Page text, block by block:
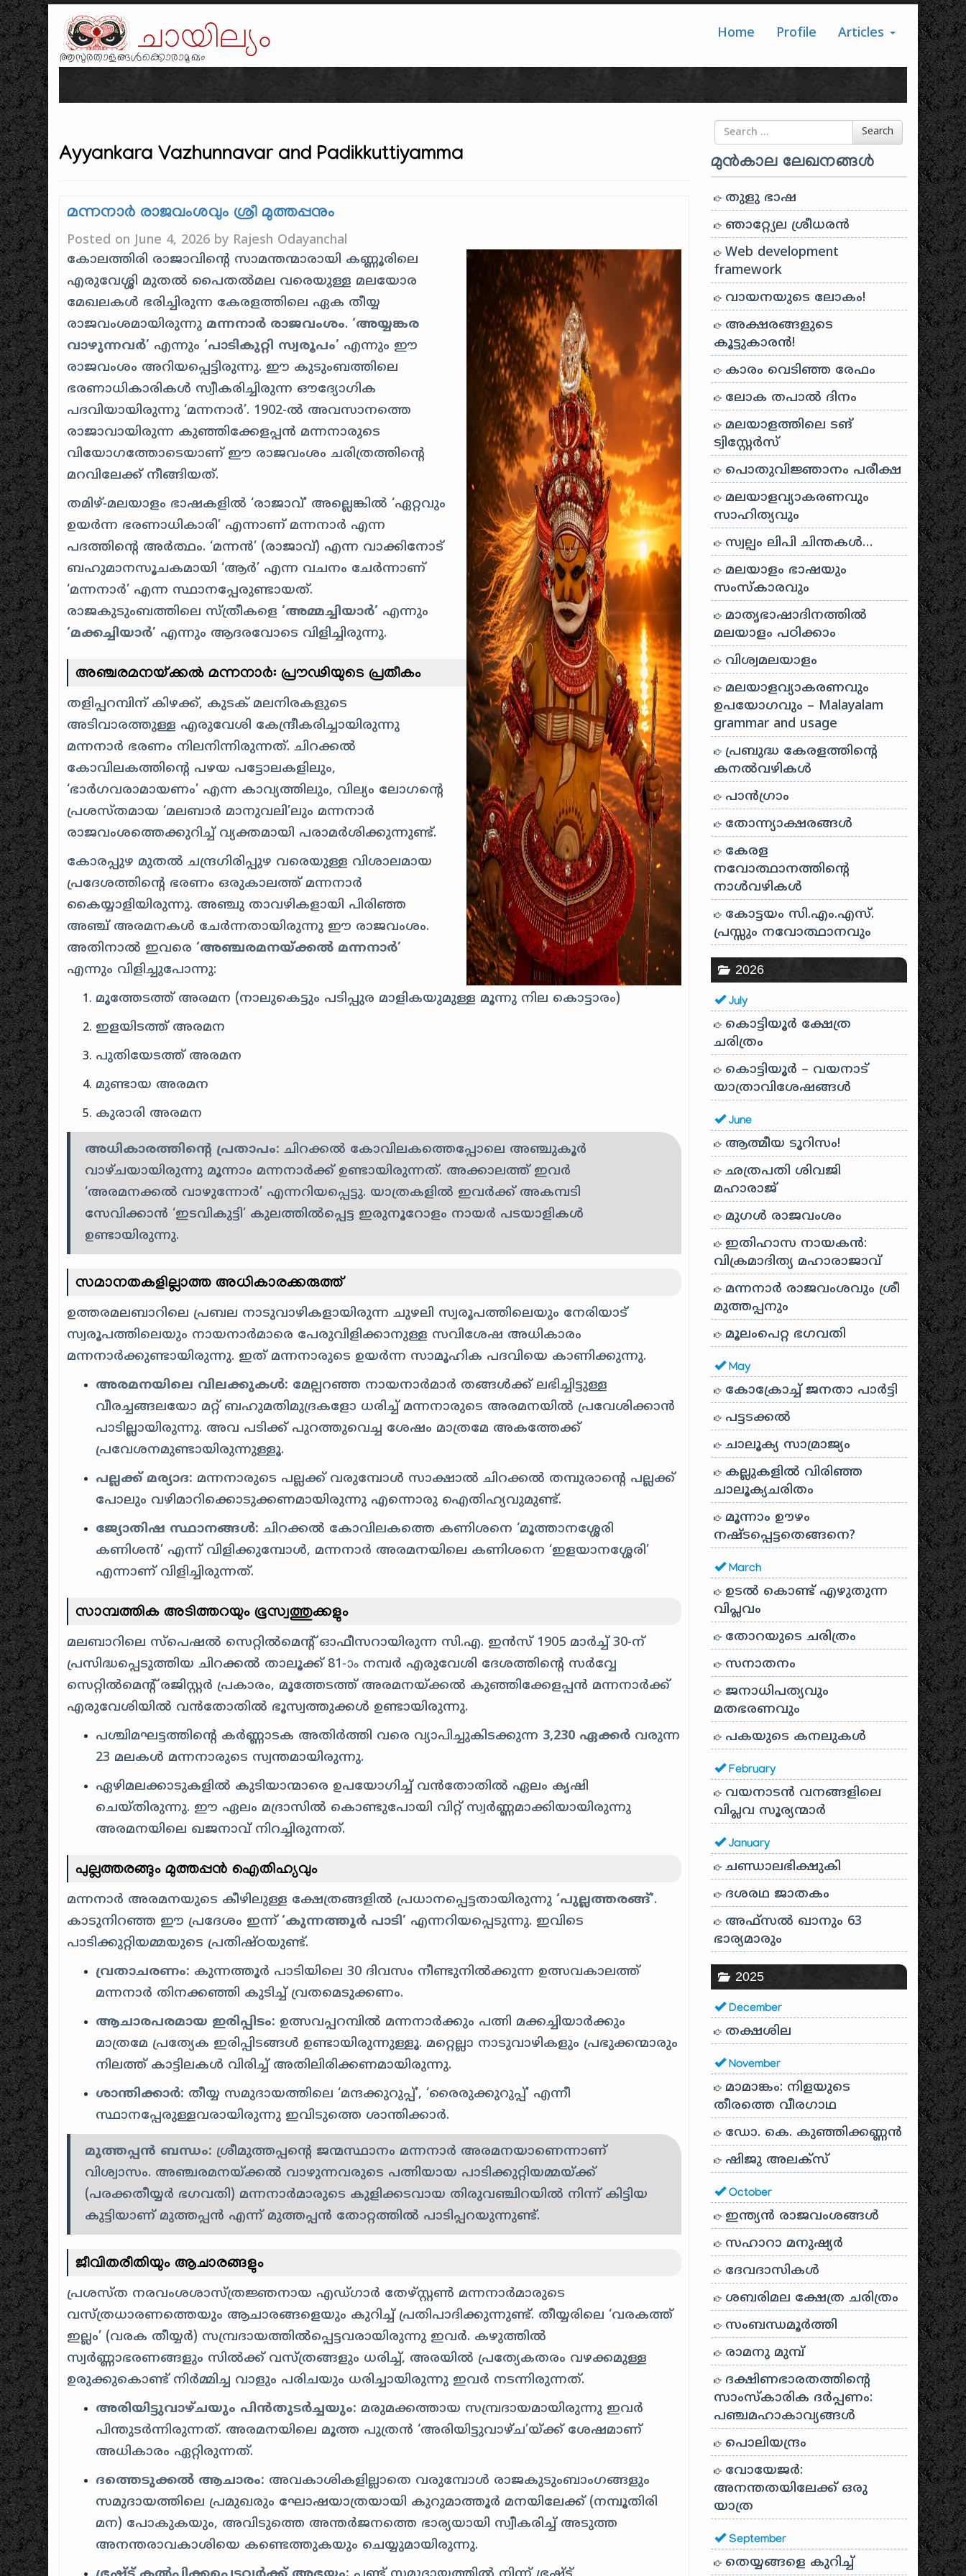
ചായില്യം
ആസുരതാളങ്ങൾക്കൊരാമുഖം
Home Profile Articles
Skip to content
Ayyankara Vazhunnavar and Padikkuttiyamma
മന്നനാർ രാജവംശവും ശ്രീ മുത്തപ്പനും
Posted on June 4, 2026 by Rajesh Odayanchal
കോലത്തിരി രാജാവിന്റെ സാമന്തന്മാരായി കണ്ണൂരിലെ
എരുവേശ്ശി മുതൽ പൈതൽമല വരെയുള്ള മലയോര
മേഖലകൾ ഭരിച്ചിരുന്ന കേരളത്തിലെ ഏക തീയ്യ
രാജവംശമായിരുന്നു മന്നനാർ രാജവംശം.‘അയ്യങ്കര
വാഴുന്നവർ’ എന്നും‘പാടികുറ്റി സ്വരൂപം’ എന്നും ഈ
രാജവംശം അറിയപ്പെട്ടിരുന്നു. ഈ കുടുംബത്തിലെ
ഭരണാധികാരികൾ സ്വീകരിച്ചിരുന്ന ഔദ്യോഗിക
പദവിയായിരുന്നു ‘മന്നനാർ’. 1902-ൽ അവസാനത്തെ
രാജാവായിരുന്ന കുഞ്ഞിക്കേളപ്പൻ മന്നനാരുടെ
വിയോഗത്തോടെയാണ് ഈ രാജവംശം ചരിത്രത്തിന്റെ
മറവിലേക്ക് നീങ്ങിയത്.
തമിഴ്-മലയാളം ഭാഷകളിൽ ‘രാജാവ്’ അല്ലെങ്കിൽ ‘ഏറ്റവും
ഉയർന്ന ഭരണാധികാരി’ എന്നാണ് മന്നനാർ എന്ന
പദത്തിന്റെ അർത്ഥം. ‘മന്നൻ’ (രാജാവ്) എന്ന വാക്കിനോട്
ബഹുമാനസൂചകമായി ‘ആർ’ എന്ന വചനം ചേർന്നാണ്
‘മന്നനാർ’ എന്ന സ്ഥാനപ്പേരുണ്ടായത്.
രാജകുടുംബത്തിലെ സ്ത്രീകളെ‘അമ്മച്ചിയാർ’ എന്നും
‘മക്കച്ചിയാർ’ എന്നും ആദരവോടെ വിളിച്ചിരുന്നു.
അഞ്ചരമനയ്ക്കൽ മന്നനാർ: പ്രൗഢിയുടെ പ്രതീകം
തളിപ്പറമ്പിന് കിഴക്ക്, കുടക് മലനിരകളുടെ
അടിവാരത്തുള്ള എരുവേശി കേന്ദ്രീകരിച്ചായിരുന്നു
മന്നനാർ ഭരണം നിലനിന്നിരുന്നത്. ചിറക്കൽ
കോവിലകത്തിന്റെ പഴയ പട്ടോലകളിലും,
‘ഭാർഗവരാമായണം’ എന്ന കാവ്യത്തിലും, വില്യം ലോഗന്റെ
പ്രശസ്തമായ ‘മലബാർ മാനുവലി’ലും മന്നനാർ
രാജവംശത്തെക്കുറിച്ച് വ്യക്തമായി പരാമർശിക്കുന്നുണ്ട്.
കോരപ്പുഴ മുതൽ ചന്ദ്രഗിരിപ്പുഴ വരെയുള്ള വിശാലമായ
പ്രദേശത്തിന്റെ ഭരണം ഒരുകാലത്ത് മന്നനാർ
കൈയ്യാളിയിരുന്നു. അഞ്ചു താവഴികളായി പിരിഞ്ഞ
അഞ്ച് അരമനകൾ ചേർന്നതായിരുന്നു ഈ രാജവംശം.
അതിനാൽ ഇവരെ‘അഞ്ചരമനയ്ക്കൽ മന്നനാർ’
എന്നും വിളിച്ചുപോന്നു:
മൂത്തേടത്ത് അരമന (നാലുകെട്ടും പടിപ്പുര മാളികയുമുള്ള മൂന്നു നില കൊട്ടാരം)
ഇളയിടത്ത് അരമന
പുതിയേടത്ത് അരമന
മുണ്ടായ അരമന
കുരാരി അരമന
അധികാരത്തിന്റെ പ്രതാപം: ചിറക്കൽ കോവിലകത്തെപ്പോലെ അഞ്ചുകൂർ
വാഴ്ചയായിരുന്നു മൂന്നാം മന്നനാർക്ക് ഉണ്ടായിരുന്നത്. അക്കാലത്ത് ഇവർ
‘അരമനക്കൽ വാഴുന്നോർ’ എന്നറിയപ്പെട്ടു. യാത്രകളിൽ ഇവർക്ക് അകമ്പടി
സേവിക്കാൻ ‘ഇടവികുട്ടി’ കുലത്തിൽപ്പെട്ട ഇരുനൂറോളം നായർ പടയാളികൾ
ഉണ്ടായിരുന്നു.
സമാനതകളില്ലാത്ത അധികാരക്കരുത്ത്
ഉത്തരമലബാറിലെ പ്രബല നാടുവാഴികളായിരുന്ന ചുഴലി സ്വരൂപത്തിലെയും നേരിയാട്
സ്വരൂപത്തിലെയും നായനാർമാരെ പേരുവിളിക്കാനുള്ള സവിശേഷ അധികാരം
മന്നനാർക്കുണ്ടായിരുന്നു. ഇത് മന്നനാരുടെ ഉയർന്ന സാമൂഹിക പദവിയെ കാണിക്കുന്നു.
അരമനയിലെ വിലക്കുകൾ: മേല്പറഞ്ഞ നായനാർമാർ തങ്ങൾക്ക് ലഭിച്ചിട്ടുള്ള
വീരച്ചങ്ങലയോ മറ്റ് ബഹുമതിമുദ്രകളോ ധരിച്ച് മന്നനാരുടെ അരമനയിൽ പ്രവേശിക്കാൻ
പാടില്ലായിരുന്നു. അവ പടിക്ക് പുറത്തുവെച്ച ശേഷം മാത്രമേ അകത്തേക്ക്
പ്രവേശനമുണ്ടായിരുന്നുള്ളൂ.
പല്ലക്ക് മര്യാദ: മന്നനാരുടെ പല്ലക്ക് വരുമ്പോൾ സാക്ഷാൽ ചിറക്കൽ തമ്പുരാന്റെ പല്ലക്ക്
പോലും വഴിമാറിക്കൊടുക്കണമായിരുന്നു എന്നൊരു ഐതിഹ്യവുമുണ്ട്.
ജ്യോതിഷ സ്ഥാനങ്ങൾ: ചിറക്കൽ കോവിലകത്തെ കണിശനെ ‘മൂത്താനശ്ശേരി
കണിശൻ’ എന്ന് വിളിക്കുമ്പോൾ, മന്നനാർ അരമനയിലെ കണിശനെ ‘ഇളയാനശ്ശേരി’
എന്നാണ് വിളിച്ചിരുന്നത്.
സാമ്പത്തിക അടിത്തറയും ഭൂസ്വത്തുക്കളും
മലബാറിലെ സ്പെഷൽ സെറ്റിൽമെന്റ് ഓഫീസറായിരുന്ന സി.എ. ഇൻസ് 1905 മാർച്ച് 30-ന്
പ്രസിദ്ധപ്പെടുത്തിയ ചിറക്കൽ താലൂക്ക് 81-ാം നമ്പർ എരുവേശി ദേശത്തിന്റെ സർവ്വേ
സെറ്റിൽമെന്റ് രജിസ്റ്റർ പ്രകാരം, മൂത്തേടത്ത് അരമനയ്ക്കൽ കുഞ്ഞിക്കേളപ്പൻ മന്നനാർക്ക്
എരുവേശിയിൽ വൻതോതിൽ ഭൂസ്വത്തുക്കൾ ഉണ്ടായിരുന്നു.
പശ്ചിമഘട്ടത്തിന്റെ കർണ്ണാടക അതിർത്തി വരെ വ്യാപിച്ചുകിടക്കുന്ന 3,230 ഏക്കർ വരുന്ന
23 മലകൾ മന്നനാരുടെ സ്വന്തമായിരുന്നു.
ഏഴിമലക്കാടുകളിൽ കുടിയാന്മാരെ ഉപയോഗിച്ച് വൻതോതിൽ ഏലം കൃഷി
ചെയ്തിരുന്നു. ഈ ഏലം മദ്രാസിൽ കൊണ്ടുപോയി വിറ്റ് സ്വർണ്ണമാക്കിയായിരുന്നു
അരമനയിലെ ഖജനാവ് നിറച്ചിരുന്നത്.
പുല്ലത്തരങ്ങും മുത്തപ്പൻ ഐതിഹ്യവും
മന്നനാർ അരമനയുടെ കീഴിലുള്ള ക്ഷേത്രങ്ങളിൽ പ്രധാനപ്പെട്ടതായിരുന്നു‘പുല്ലത്തരങ്ങ്’.
കാടുനിറഞ്ഞ ഈ പ്രദേശം ഇന്ന്‘കുന്നത്തൂർ പാടി’ എന്നറിയപ്പെടുന്നു. ഇവിടെ
പാടിക്കുറ്റിയമ്മയുടെ പ്രതിഷ്ഠയുണ്ട്.
വ്രതാചരണം: കുന്നത്തൂർ പാടിയിലെ 30 ദിവസം നീണ്ടുനിൽക്കുന്ന ഉത്സവകാലത്ത്
മന്നനാർ തിനക്കഞ്ഞി കുടിച്ച് വ്രതമെടുക്കണം.
ആചാരപരമായ ഇരിപ്പിടം: ഉത്സവപ്പറമ്പിൽ മന്നനാർക്കും പത്നി മക്കച്ചിയാർക്കും
മാത്രമേ പ്രത്യേക ഇരിപ്പിടങ്ങൾ ഉണ്ടായിരുന്നുള്ളൂ. മറ്റെല്ലാ നാടുവാഴികളും പ്രഭുക്കന്മാരും
നിലത്ത് കാട്ടിലകൾ വിരിച്ച് അതിലിരിക്കണമായിരുന്നു.
ശാന്തിക്കാർ: തീയ്യ സമുദായത്തിലെ ‘മന്ദക്കുറുപ്പ്’, ‘രൈരുക്കുറുപ്പ്’ എന്നീ
സ്ഥാനപ്പേരുള്ളവരായിരുന്നു ഇവിടുത്തെ ശാന്തിക്കാർ.
മുത്തപ്പൻ ബന്ധം: ശ്രീമുത്തപ്പന്റെ ജന്മസ്ഥാനം മന്നനാർ അരമനയാണെന്നാണ്
വിശ്വാസം. അഞ്ചരമനയ്ക്കൽ വാഴുന്നവരുടെ പത്നിയായ പാടിക്കുറ്റിയമ്മയ്ക്ക്
(പരക്കതീയ്യർ ഭഗവതി) മന്നനാർമാരുടെ കുളിക്കടവായ തിരുവഞ്ചിറയിൽ നിന്ന് കിട്ടിയ
കുട്ടിയാണ് മുത്തപ്പൻ എന്ന് മുത്തപ്പൻ തോറ്റത്തിൽ പാടിപ്പറയുന്നുണ്ട്.
ജീവിതരീതിയും ആചാരങ്ങളും
പ്രശസ്ത നരവംശശാസ്ത്രജ്ഞനായ എഡ്ഗാർ തേഴ്സ്റ്റൺ മന്നനാർമാരുടെ
വസ്ത്രധാരണത്തെയും ആചാരങ്ങളെയും കുറിച്ച് പ്രതിപാദിക്കുന്നുണ്ട്. തീയ്യരിലെ ‘വരകത്ത്
ഇല്ലം’ (വരക തീയ്യർ) സമ്പ്രദായത്തിൽപ്പെട്ടവരായിരുന്നു ഇവർ. കഴുത്തിൽ
സ്വർണ്ണാഭരണങ്ങളും സിൽക്ക് വസ്ത്രങ്ങളും ധരിച്ച്, അരയിൽ പ്രത്യേകതരം വഴക്കമുള്ള
ഉരുക്കുകൊണ്ട് നിർമ്മിച്ച വാളും പരിചയും ധരിച്ചായിരുന്നു ഇവർ നടന്നിരുന്നത്.
അരിയിട്ടുവാഴ്ചയും പിൻതുടർച്ചയും: മരുമക്കത്തായ സമ്പ്രദായമായിരുന്നു ഇവർ
പിന്തുടർന്നിരുന്നത്. അരമനയിലെ മൂത്ത പുത്രൻ ‘അരിയിട്ടുവാഴ്ച’യ്ക്ക് ശേഷമാണ്
അധികാരം ഏറ്റിരുന്നത്.
ദത്തെടുക്കൽ ആചാരം: അവകാശികളില്ലാതെ വരുമ്പോൾ രാജകുടുംബാംഗങ്ങളും
സമുദായത്തിലെ പ്രമുഖരും ഘോഷയാത്രയായി കുറുമാത്തൂർ മനയിലേക്ക് (നമ്പൂതിരി
മന) പോകുകയും, അവിടുത്തെ അന്തർജനത്തെ ഭാര്യയായി സ്വീകരിച്ച് അടുത്ത
അനന്തരാവകാശിയെ കണ്ടെത്തുകയും ചെയ്യുമായിരുന്നു.
Search for Search
മുൻകാല ലേഖനങ്ങൾ
തുളു ഭാഷ
ഞാറ്റ്യേല ശ്രീധരൻ
Web development
framework
വായനയുടെ ലോകം!
അക്ഷരങ്ങളുടെ
കൂട്ടുകാരൻ!
കാരം വെടിഞ്ഞ രേഫം
ലോക തപാൽ ദിനം
മലയാളത്തിലെ ടങ്
ട്വിസ്റ്റേർസ്
പൊതുവിജ്ഞാനം പരീക്ഷ
മലയാളവ്യാകരണവും
സാഹിത്യവും
സ്വല്പം ലിപി ചിന്തകൾ…
മലയാളം ഭാഷയും
സംസ്കാരവും
മാതൃഭാഷാദിനത്തിൽ
മലയാളം പഠിക്കാം
വിശ്വമലയാളം
മലയാളവ്യാകരണവും
ഉപയോഗവും – Malayalam
grammar and usage
പ്രബുദ്ധ കേരളത്തിന്റെ
കനൽവഴികൾ
പാന്‍ഗ്രാം
തോന്ന്യാക്ഷരങ്ങള്‍
കേരള
നവോത്ഥാനത്തിന്റെ
നാൾവഴികൾ
കോട്ടയം സി.എം.എസ്.
പ്രസ്സും നവോത്ഥാനവും
2026
July
കൊട്ടിയൂർ ക്ഷേത്ര
ചരിത്രം
കൊട്ടിയൂർ – വയനാട്
യാത്രാവിശേഷങ്ങൾ
June
ആത്മീയ ടൂറിസം!
ഛത്രപതി ശിവജി
മഹാരാജ്
മുഗൾ രാജവംശം
ഇതിഹാസ നായകൻ:
വിക്രമാദിത്യ മഹാരാജാവ്
മന്നനാർ രാജവംശവും ശ്രീ
മുത്തപ്പനും
മൂലംപെറ്റ ഭഗവതി
May
കോക്രോച്ച് ജനതാ പാർട്ടി
പട്ടടക്കൽ
ചാലൂക്യ സാമ്രാജ്യം
കല്ലുകളിൽ വിരിഞ്ഞ
ചാലൂക്യചരിതം
മൂന്നാം ഊഴം
നഷ്ടപ്പെട്ടതെങ്ങനെ?
March
ഉടൽ കൊണ്ട് എഴുതുന്ന
വിപ്ലവം
തോറയുടെ ചരിത്രം
സനാതനം
ജനാധിപത്യവും
മതഭരണവും
പകയുടെ കനലുകൾ
February
വയനാടൻ വനങ്ങളിലെ
വിപ്ലവ സൂര്യന്മാർ
January
ചണ്ഡാലഭിക്ഷുകി
ദശരഥ ജാതകം
അഫ്സൽ ഖാനും 63
ഭാര്യമാരും
2025
December
തക്ഷശില
November
മാമാങ്കം: നിളയുടെ
തീരത്തെ വീരഗാഥ
ഡോ. കെ. കുഞ്ഞിക്കണ്ണൻ
ഷിജു അലക്സ്
October
ഇന്ത്യൻ രാജവംശങ്ങൾ
സഹാറാ മനുഷ്യർ
ദേവദാസികൾ
ശബരിമല ക്ഷേത്ര ചരിത്രം
സംബന്ധമൂർത്തി
രാമനു മുമ്പ്
ദക്ഷിണഭാരതത്തിൻ്റെ
സാംസ്കാരിക ദർപ്പണം:
പഞ്ചമഹാകാവ്യങ്ങൾ
പൊലിയന്ദ്രം
വോയേജർ:
അനന്തതയിലേക്ക് ഒരു
യാത്ര
September
തെയ്യങ്ങളെ കുറിച്ച്